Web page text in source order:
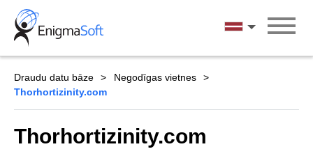
Skip
content
Latviešu
Draudu datu bāze
Negodīgas vietnes
Thorhortizinity.com
Thorhortizinity.com